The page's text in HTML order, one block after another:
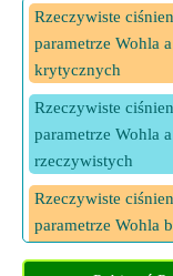
Rzeczywiste
parametrze Wohla
krytycznych
Rzeczywiste
parametrze Wohla
rzeczywistych
Rzeczywiste
parametrze Wohla